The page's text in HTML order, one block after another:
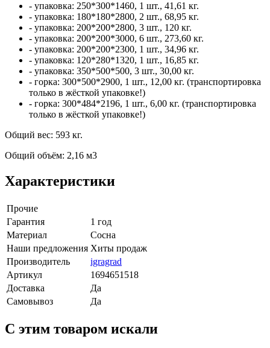
- упаковка: 250*300*1460, 1 шт., 41,61 кг.
- упаковка: 180*180*2800, 2 шт., 68,95 кг.
- упаковка: 200*200*2800, 3 шт., 120 кг.
- упаковка: 200*200*3000, 6 шт., 273,60 кг.
- упаковка: 200*200*2300, 1 шт., 34,96 кг.
- упаковка: 120*280*1320, 1 шт., 16,85 кг.
- упаковка: 350*500*500, 3 шт., 30,00 кг.
- горка: 300*500*2900, 1 шт., 12,00 кг. (транспортировка
только в жёсткой упаковке!)
- горка: 300*484*2196, 1 шт., 6,00 кг. (транспортировка
только в жёсткой упаковке!)
Общий вес: 593 кг.
Общий объём: 2,16 м3
Характеристики
Прочие
Гарантия
1 год
Материал
Сосна
Наши предложения Хиты продаж
Производитель
igragrad
Артикул
1694651518
Доставка
Да
Самовывоз
Да
C этим товаром искали